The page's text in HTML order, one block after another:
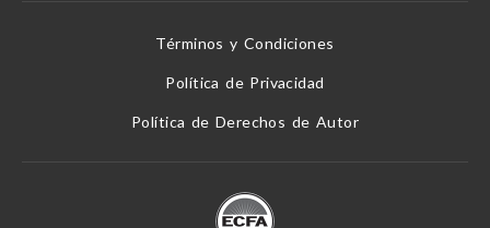
Términos y Condiciones
Política de Privacidad
Política de Derechos de Autor